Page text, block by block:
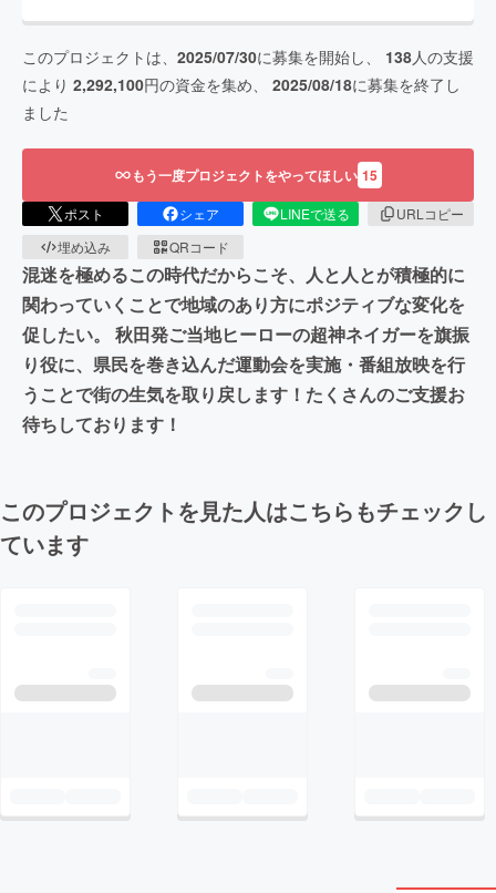
このプロジェクトは、 2025/07/30に募集を開始し、 138人の支援
により 2,292,100円の資金を集め、 2025/08/18に募集を終了し
ました
もう一度プロジェクトをやってほしい 15
ポスト シェア LINEで送る
URLコピー
埋め込み
QRコード
混迷を極めるこの時代だからこそ、人と人とが積極的に
関わっていくことで地域のあり方にポジティブな変化を
促したい。 秋田発ご当地ヒーローの超神ネイガーを旗振
り役に、県民を巻き込んだ運動会を実施・番組放映を行
うことで街の生気を取り戻します！たくさんのご支援お
待ちしております！
このプロジェクトを見た人はこちらもチェックし
ています